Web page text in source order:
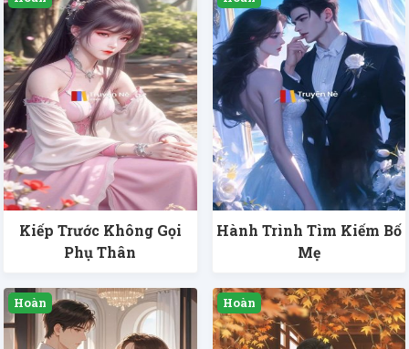
Kiếp Trước Không Gọi
Phụ Thân
Hành Trình Tìm Kiếm Bố
Mẹ